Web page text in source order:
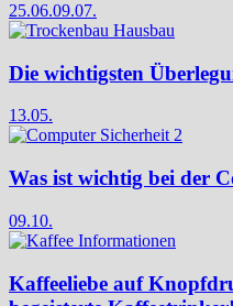
25.06.09.07.
Die wichtigsten
13.05.
Was ist wichtig bei der
09.10.
Kaffeeliebe auf